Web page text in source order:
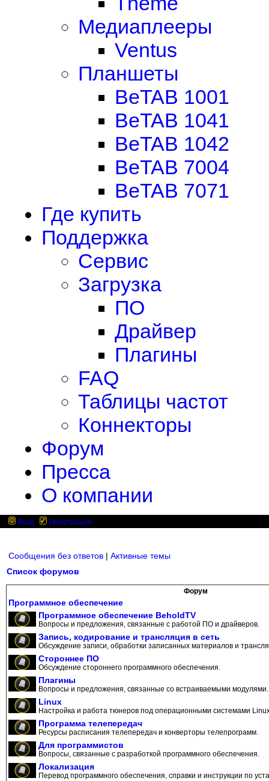
Медиаплееры
Ventus
Планшеты
BeTAB 1001
BeTAB 1041
BeTAB 1042
BeTAB 7004
BeTAB 7071
Где купить
Поддержка
Сервис
Загрузка
ПО
Драйвер
Плагины
FAQ
Таблицы частот
Коннекторы
Форум
Пресса
О компании
Вход Регистрация
Сообщения без ответов | Активные темы
Список форумов
Форум
Программное обеспечение
Программное обеспечение BeholdTV
Вопросы и предложения, связанные с работой ПО и драйверов.
Запись, кодирование и трансляция в сеть
Обсуждение записи, обработки записанных материалов и
Стороннее ПО
Обсуждение стороннего программного обеспечения.
Плагины
Вопросы и предложения, связанные со встраиваемыми модулями.
Linux
Настройка и работа тюнеров под операционными системами
Программа телепередач
Ресурсы расписания телепередач и конверторы телепрограмм.
Для программистов
Вопросы, связанные с разработкой программного обеспечения.
Локализация
Перевод программного обеспечения, справки и инструкции по